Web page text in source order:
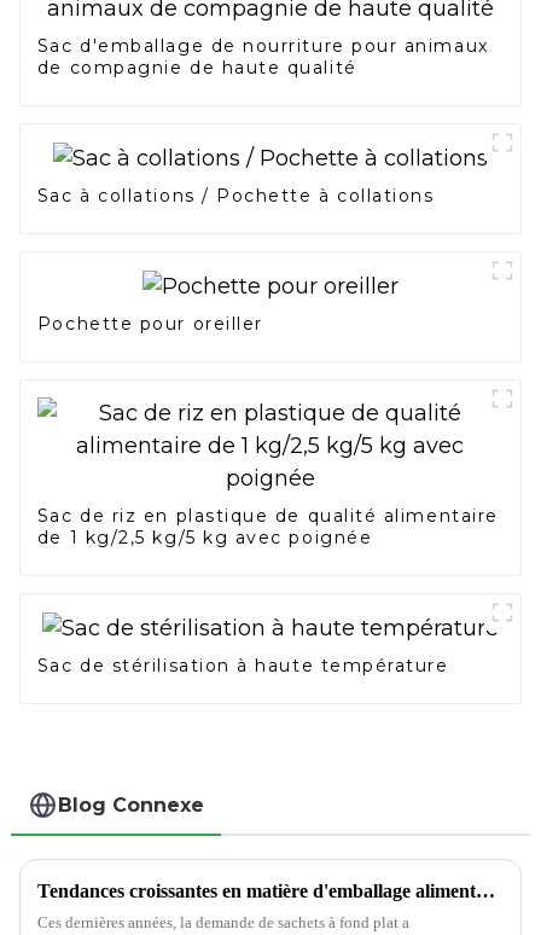
Sac d'emballage de nourriture pour animaux
de compagnie de haute qualité
Sac à collations / Pochette à collations
Pochette pour oreiller
Sac de riz en plastique de qualité alimentaire
de 1 kg/2,5 kg/5 kg avec poignée
Sac de stérilisation à haute température
Blog Connexe
Tendances croissantes en matière d'emballage alimentaire : sachet à fond plat
Ces dernières années, la demande de sachets à fond plat a